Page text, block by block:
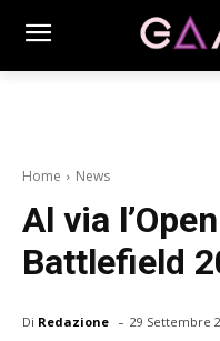
Home News
Al via
Battlefield
Di Redazione - 29 Settembre